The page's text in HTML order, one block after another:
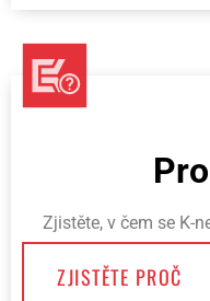
Zjistěte, v čem se K-
ZJISTĚTE PROČ